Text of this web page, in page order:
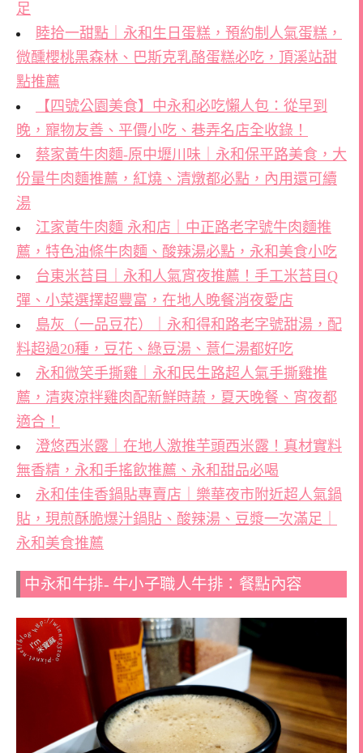
足
睦拾一甜點｜永和生日蛋糕，預約制人氣蛋糕，
微醺櫻桃黑森林、巴斯克乳酪蛋糕必吃，頂溪站甜
點推薦
【四號公園美食】中永和必吃懶人包：從早到
晚，寵物友善、平價小吃、巷弄名店全收錄！
蔡家黃牛肉麵-原中壢川味｜永和保平路美食，大
份量牛肉麵推薦，紅燒、清燉都必點，內用還可續
湯
江家黃牛肉麵 永和店｜中正路老字號牛肉麵推
薦，特色油條牛肉麵、酸辣湯必點，永和美食小吃
台東米苔目｜永和人氣宵夜推薦！手工米苔目Q
彈、小菜選擇超豐富，在地人晚餐消夜愛店
島灰（一品豆花）｜永和得和路老字號甜湯，配
料超過20種，豆花、綠豆湯、薏仁湯都好吃
永和微笑手撕雞｜永和民生路超人氣手撕雞推
薦，清爽涼拌雞肉配新鮮時蔬，夏天晚餐、宵夜都
適合！
澄悠西米露｜在地人激推芋頭西米露！真材實料
無香精，永和手搖飲推薦、永和甜品必喝
永和佳佳香鍋貼專賣店｜樂華夜市附近超人氣鍋
貼，現煎酥脆爆汁鍋貼、酸辣湯、豆漿一次滿足｜
永和美食推薦
中永和牛排- 牛小子職人牛排：餐點內容